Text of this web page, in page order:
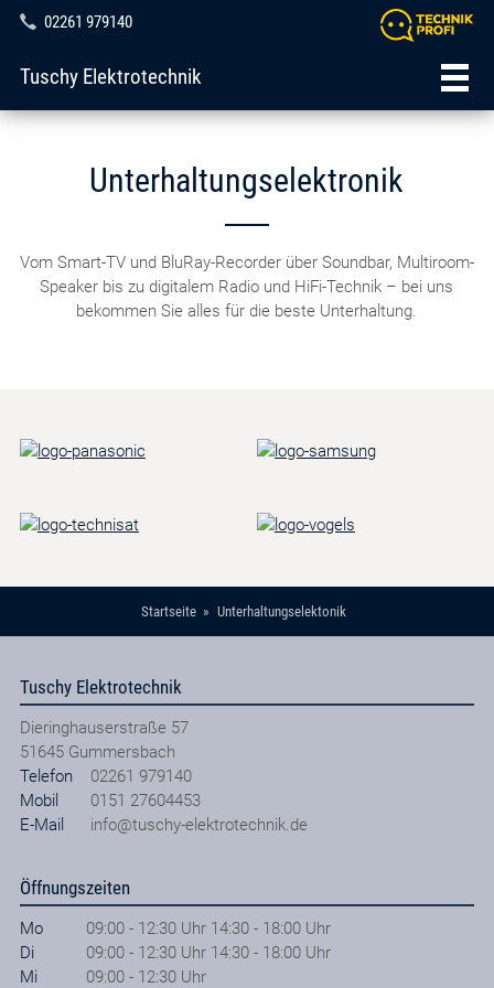
02261 979140
Tuschy Elektrotechnik
Unterhaltungselektronik
Vom Smart-TV und BluRay-Recorder über Soundbar, Multiroom-
Speaker bis zu digitalem Radio und HiFi-Technik – bei uns
bekommen Sie alles für die beste Unterhaltung.
Startseite Unterhaltungselektonik
Tuschy Elektrotechnik
Dieringhauserstraße 57
51645 Gummersbach
Telefon
02261 979140
Mobil
0151 27604453
E-Mail
info@tuschy-elektrotechnik.de
Öffnungszeiten
Mo
09:00 - 12:30 Uhr 14:30 - 18:00 Uhr
Di
09:00 - 12:30 Uhr 14:30 - 18:00 Uhr
Mi
09:00 - 12:30 Uhr